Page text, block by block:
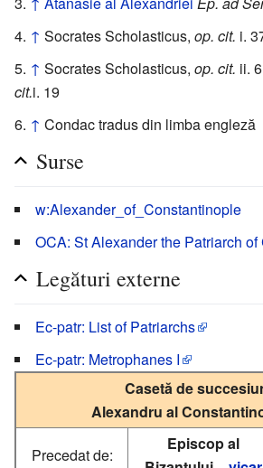
↑ Socrates Scholasticus, op. cit. i.
↑ Socrates Scholasticus, op. cit. ii.
cit.i. 19
↑ Condac tradus din limba engleză
Surse
w:Alexander_of_Constantinople
OCA: St Alexander the Patriarch
Legături externe
Ec-patr: List of Patriarchs
Ec-patr: Metrophanes I
Casetă de
Alexandru al
Precedat de:
Episcop al